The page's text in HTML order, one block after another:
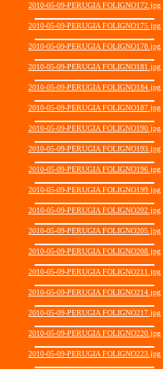
2010-05-09-PERUGIA FOLIGNO172.jpg
2010-05-09-PERUGIA FOLIGNO175.jpg
2010-05-09-PERUGIA FOLIGNO178.jpg
2010-05-09-PERUGIA FOLIGNO181.jpg
2010-05-09-PERUGIA FOLIGNO184.jpg
2010-05-09-PERUGIA FOLIGNO187.jpg
2010-05-09-PERUGIA FOLIGNO190.jpg
2010-05-09-PERUGIA FOLIGNO193.jpg
2010-05-09-PERUGIA FOLIGNO196.jpg
2010-05-09-PERUGIA FOLIGNO199.jpg
2010-05-09-PERUGIA FOLIGNO202.jpg
2010-05-09-PERUGIA FOLIGNO205.jpg
2010-05-09-PERUGIA FOLIGNO208.jpg
2010-05-09-PERUGIA FOLIGNO211.jpg
2010-05-09-PERUGIA FOLIGNO214.jpg
2010-05-09-PERUGIA FOLIGNO217.jpg
2010-05-09-PERUGIA FOLIGNO220.jpg
2010-05-09-PERUGIA FOLIGNO223.jpg